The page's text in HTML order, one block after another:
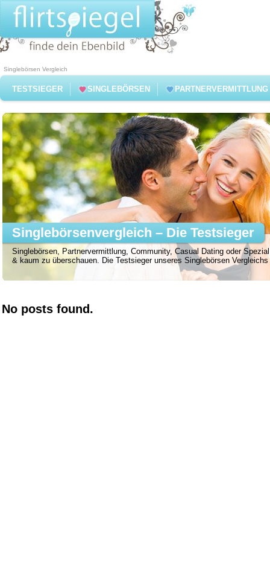
Singlebörsen Vergleich
TESTSIEGER SINGLEBÖRSEN PARTNERVERMITTLUNG
Singlebörsen, Partnervermittlung, Community, Casual Dating oder
& kaum zu überschauen. Die Testsieger unseres Singlebörsen
Singlebörsenvergleich – Die Testsieger
No posts found.